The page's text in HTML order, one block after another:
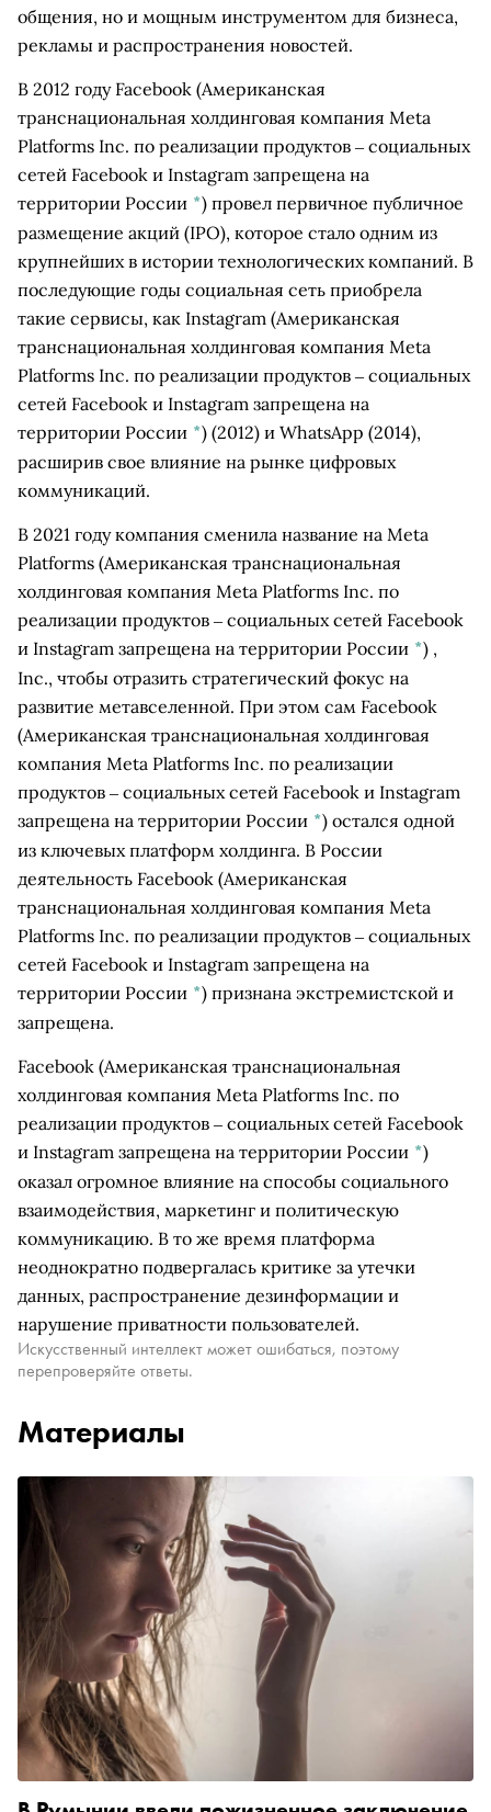
общения, но и мощным инструментом для бизнеса,
рекламы и распространения новостей.
В 2012 годуFacebook (Американская
транснациональная холдинговая компания Meta
Platforms Inc. по реализации продуктов ‒ социальных
сетей Facebook и Instagram запрещена на
территории России *) провел первичное публичное
размещение акций (IPO), которое стало одним из
крупнейших в истории технологических компаний. В
последующие годы социальная сеть приобрела
такие сервисы, как Instagram (Американская
транснациональная холдинговая компания Meta
Platforms Inc. по реализации продуктов ‒ социальных
сетей Facebook и Instagram запрещена на
территории России *) (2012) и WhatsApp (2014),
расширив свое влияние на рынке цифровых
коммуникаций.
В 2021 году компания сменила название на Meta
Platforms (Американская транснациональная
холдинговая компания Meta Platforms Inc. по
реализации продуктов ‒ социальных сетей Facebook
и Instagram запрещена на территории России *) ,
Inc., чтобы отразить стратегический фокус на
развитие метавселенной. При этом сам Facebook
(Американская транснациональная холдинговая
компания Meta Platforms Inc. по реализации
продуктов ‒ социальных сетей Facebook и Instagram
запрещена на территории России *) остался одной
из ключевых платформ холдинга. В России
деятельность Facebook (Американская
транснациональная холдинговая компания Meta
Platforms Inc. по реализации продуктов ‒ социальных
сетей Facebook и Instagram запрещена на
территории России *) признана экстремистской и
запрещена.
Facebook (Американская транснациональная
холдинговая компания Meta Platforms Inc. по
реализации продуктов ‒ социальных сетей Facebook
и Instagram запрещена на территории России *)
оказал огромное влияние на способы социального
взаимодействия, маркетинг и политическую
коммуникацию. В то же время платформа
неоднократно подвергалась критике за утечки
данных, распространение дезинформации и
нарушение приватности пользователей.
Искусственный интеллект может ошибаться, поэтому
перепроверяйте ответы.
Материалы